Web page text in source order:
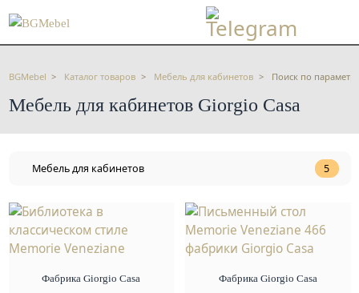
BGMebel Каталог товаров Мебель для кабинетов Поиск по
Мебель для кабинетов Giorgio Сasa
Мебель для кабинетов 5
Фабрика Giorgio Сasa
Фабрика Giorgio Сasa